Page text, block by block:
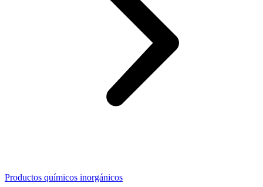
Productos químicos inorgánicos